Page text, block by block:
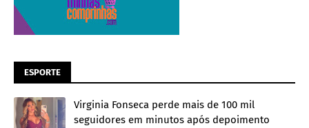
ESPORTE
Virginia Fonseca perde mais de 100 mil
seguidores em minutos após depoimento